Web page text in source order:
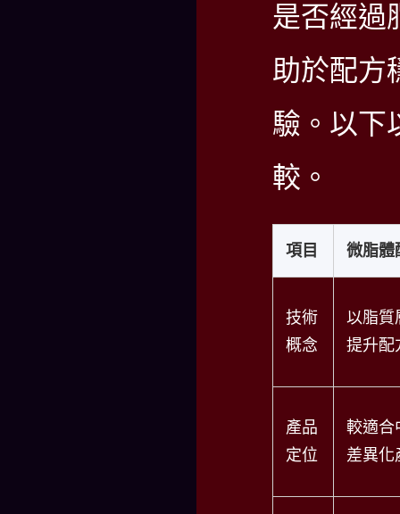
是否經過
助於配方
驗。以下
較。
項目 微脂體
技術
概念
以脂質
提升配
產品
定位
較適合
差異化